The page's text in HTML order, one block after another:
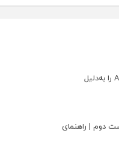
OpenAI توسعه مدل Astra را به‌دلیل
دوم | راهنمای